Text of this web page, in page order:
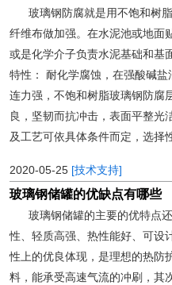
玻璃钢防腐就是用不饱和树
纤维布做加强。在水泥池或地面
或是化学介子负责水泥基础和基
特性： 耐化学腐蚀，在强酸碱
连力强，不饱和树脂玻璃钢防腐
良，坚韧而抗冲击，表面平整光
及工艺可依具体条件而定，选择
2020-05-25 [技术支持]
玻璃钢储罐的优缺点有哪些
玻璃钢储罐的主要的优特点
性、轻质高强、热性能好、可设
性上的优良体现，是理想的热防
料，能承受高速气流的冲刷，其